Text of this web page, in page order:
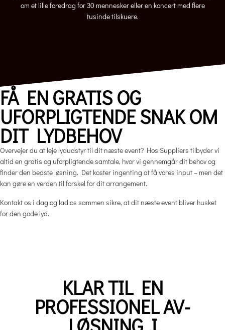
om et lille foredrag for 30 mennesker eller en koncert med flere
tusinde tilskuere.
FÅ EN GRATIS OG
UFORPLIGTENDE SNAK OM
DIT LYDBEHOV
Overvejer du at leje lydudstyr til dit næste event? Hos Suppliers tilbyder vi
altid en gratis og uforpligtende samtale, hvor vi gennemgår dit behov og
finder den bedste løsning. Det koster ingenting at få vores input – men det
kan gøre en verden til forskel for dit arrangement.
Kontakt os i dag og lad os sammen sikre, at dit næste event bliver husket
for den gode lyd.
KLAR TIL EN
PROFESSIONEL AV-